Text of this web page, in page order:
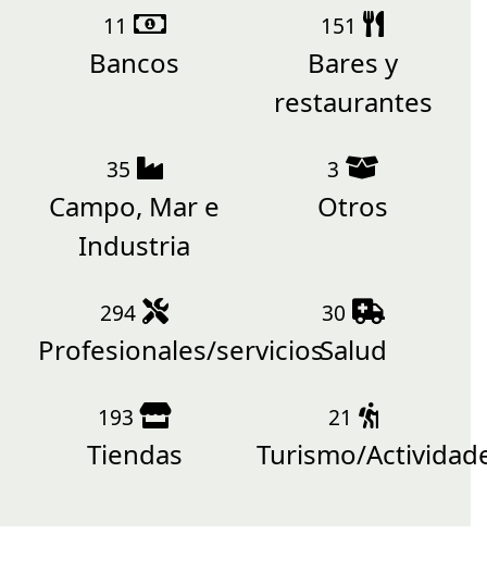
11
Bancos
151
Bares y
restaurantes
35
Campo, Mar e
Industria
3
Otros
294
Profesionales/servicios
30
Salud
193
Tiendas
21
Turismo/